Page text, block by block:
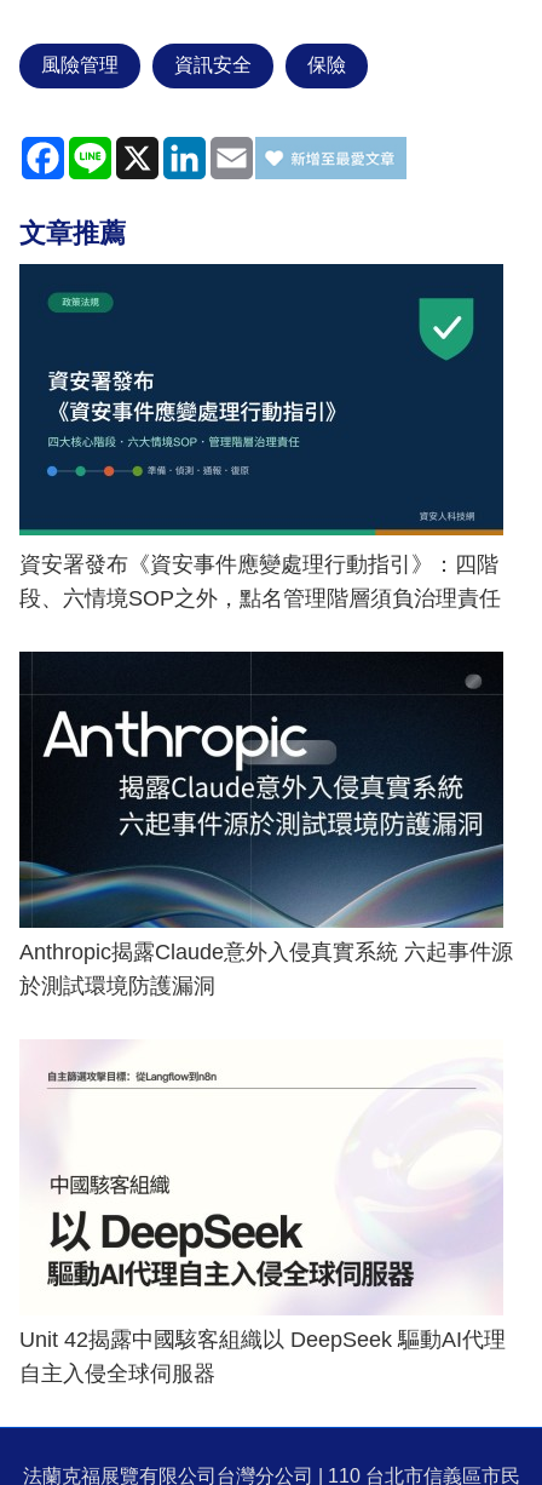
風險管理 資訊安全 保險
Facebook
Line X LinkedIn
Email
文章推薦
資安署發布《資安事件應變處理行動指引》：四階
段、六情境SOP之外，點名管理階層須負治理責任
Anthropic揭露Claude意外入侵真實系統 六起事件源
於測試環境防護漏洞
Unit 42揭露中國駭客組織以 DeepSeek 驅動AI代理
自主入侵全球伺服器
法蘭克福展覽有限公司台灣分公司 | 110 台北市信義區市民